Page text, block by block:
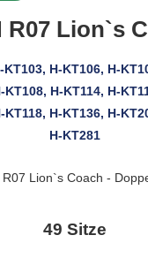
R07 Lion`s
KT103, H-KT106, H-
KT108, H-KT114, H-
KT118, H-KT136, H-
H-KT281
49 Sitze